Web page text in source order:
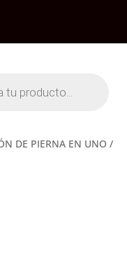
DE PIERNA EN UNO /